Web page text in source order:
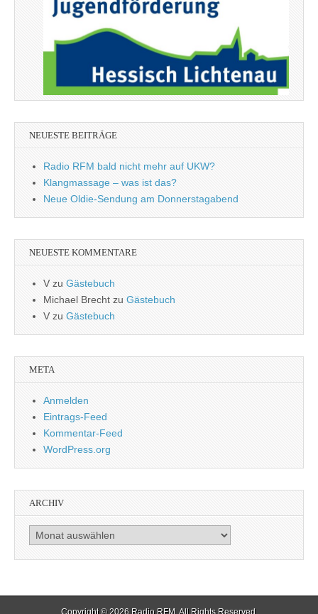
NEUESTE BEITRÄGE
Radio RFM bald nicht mehr auf UKW?
Klangmassage – was ist das?
Neue Oldie-Sendung am Donnerstagabend
NEUESTE KOMMENTARE
V zu Gästebuch
Michael Brecht zu Gästebuch
Vzu Gästebuch
META
Anmelden
Eintrags-Feed
Kommentar-Feed
WordPress.org
ARCHIV
Archiv
Copyright © 2026 Radio RFM. All Rights Reserved.